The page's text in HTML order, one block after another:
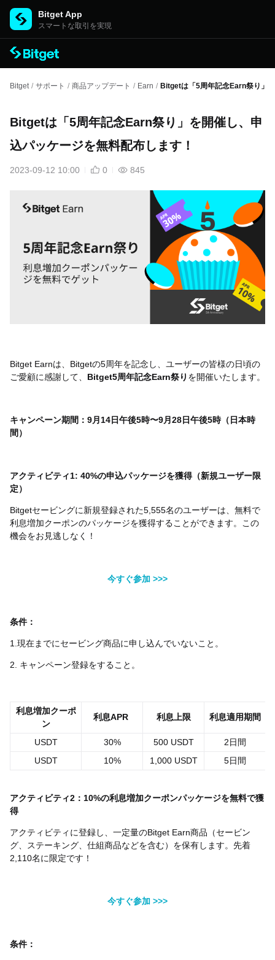
Bitget App
スマートな取引を実現
Bitget / サポート / 商品アップデート / Earn / Bitgetは「5周年記念Earn祭り」
Bitgetは「5周年記念Earn祭り」を開催し、申
込パッケージを無料配布します！
2023-09-12 10:00 0 845
Bitget Earnは、Bitgetの5周年を記念し、ユーザーの皆様の日頃の
ご愛顧に感謝して、 Bitget5周年記念Earn祭り を開催いたします。
キャンペーン期間：9月14日午後5時〜9月28日午後5時（日本時
間）
アクティビティ1: 40%の申込パッケージを獲得（新規ユーザー限
定）
Bitgetセービングに新規登録された5,555名のユーザーは、無料で
利息増加クーポンのパッケージを獲得することができます。この
機会をお見逃しなく！
今すぐ参加 >>>
条件：
1.現在までにセービング商品に申し込んでいないこと。
2. キャンペーン登録をすること。
利息増加クーポ
ン
利息APR 利息上限 利息適用期間
USDT 30% 500 USDT
2日間
USDT
10% 1,000 USDT 5日間
アクティビティ2：10%の利息増加クーポンパッケージを無料で獲
得
アクティビティに登録し、一定量のBitget Earn商品（セービン
グ、ステーキング、仕組商品などを含む）を保有します。先着
2,110名に限定です！
今すぐ参加 >>>
条件：